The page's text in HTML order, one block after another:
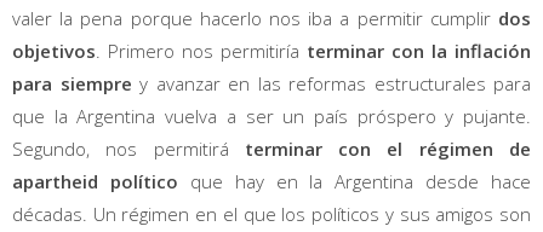
valer la pena porque hacerlo nos iba a permitir cumplir dos
objetivos Primero nos permitiría terminar con la inflación
para siempre y avanzar en las reformas estructurales para
que la Argentina vuelva a ser un país próspero y pujante.
Segundo, nos permitirá terminar con el régimen de
apartheid político que hay en la Argentina desde hace
décadas. Un régimen en el que los políticos y sus amigos son